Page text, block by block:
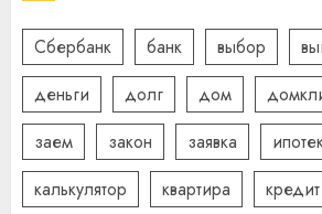
Сбербанк банк выбор
деньги
долг дом
заем
закон заявка
калькулятор
квартира кредит